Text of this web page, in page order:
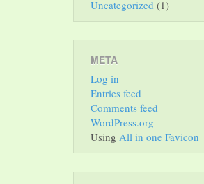
Uncategorized (1)
META
Log in
Entries feed
Comments feed
WordPress.org
Using All in one Favicon